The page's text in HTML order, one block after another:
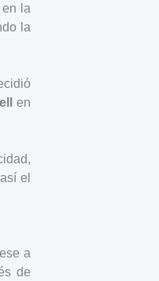
la
la
en
el
a
de